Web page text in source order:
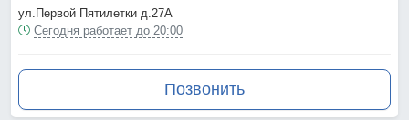
ул.Первой Пятилетки д.27А
Сегодня работает до 20:00
Позвонить